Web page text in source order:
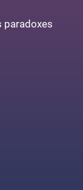
paradoxes